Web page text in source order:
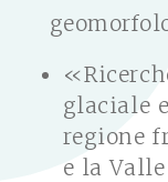
glaciale
regione
e la